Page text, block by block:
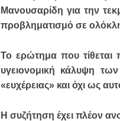
Μανουσαρίδη για την
προβληματισμό σε
Το ερώτημα που τίθεται
υγειονομική κάλυψη
«ευχέρειας» και όχι ως
Η συζήτηση έχει πλέον